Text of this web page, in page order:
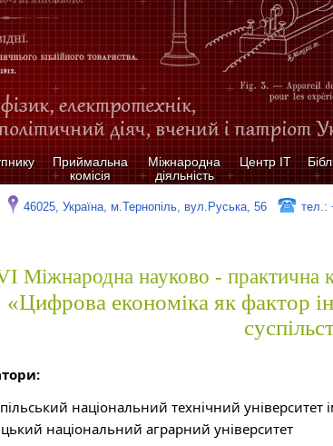
Приймальна
комісія
Міжнародна
діяльність
Центр ІТ
46025, Україна, м.Тернопіль, вул.Руська, 56 тел.:
Міжнародна науково - практична
«Цифрова економіка як фактор
національний технічний університет
національний аграрний університет